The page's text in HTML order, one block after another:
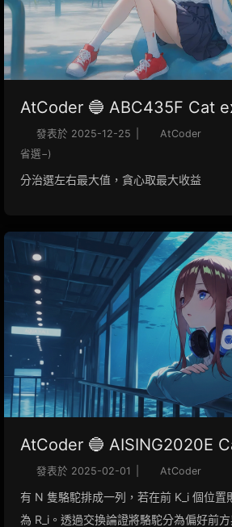
AtCoder 🔵 ABC435F Cat
發表於 2025-12-25 AtCoder
省選−)
分治選左右最大值，貪心取最大收益
AtCoder 🔵 AISING2020E
發表於 2025-02-01 AtCoder
有 N 隻駱駝排成一列，若在前 K_i 個位置
為 R_i。透過交換論證將駱駝分為偏好前